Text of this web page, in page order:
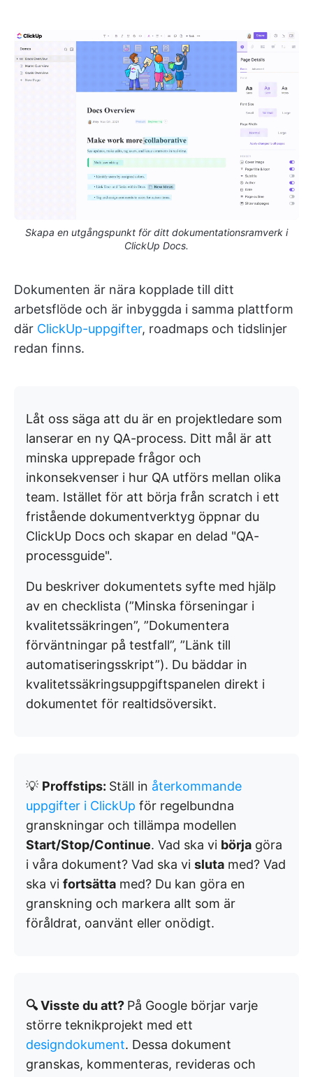
Skapa en utgångspunkt för ditt dokumentationsramverk i
ClickUp Docs.
Dokumenten är nära kopplade till ditt
arbetsflöde och är inbyggda i samma plattform
där ClickUp-uppgifter, roadmaps och tidslinjer
redan finns.
Låt oss säga att du är en projektledare som
lanserar en ny QA-process. Ditt mål är att
minska upprepade frågor och
inkonsekvenser i hur QA utförs mellan olika
team. Istället för att börja från scratch i ett
fristående dokumentverktyg öppnar du
ClickUp Docs och skapar en delad "QA-
processguide".
Du beskriver dokumentets syfte med hjälp
av en checklista (”Minska förseningar i
kvalitetssäkringen”, ”Dokumentera
förväntningar på testfall”, ”Länk till
automatiseringsskript”). Du bäddar in
kvalitetssäkringsuppgiftspanelen direkt i
dokumentet för realtidsöversikt.
💡 Proffstips: Ställ in återkommande
uppgifter i ClickUp för regelbundna
granskningar och tillämpa modellen
Start/Stop/Continue. Vad ska vi börja göra
i våra dokument? Vad ska vi sluta med? Vad
ska vi fortsätta med? Du kan göra en
granskning och markera allt som är
föråldrat, oanvänt eller onödigt.
🔍 Visste du att? På Google börjar varje
större teknikprojekt med ett
designdokument. Dessa dokument
granskas, kommenteras, revideras och